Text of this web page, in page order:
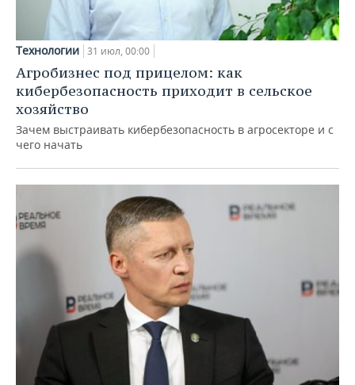
Технологии 31 июл, 00:00
Агробизнес под прицелом: как
кибербезопасность приходит в сельское
хозяйство
Зачем выстраивать кибербезопасность в агросекторе и с
чего начать